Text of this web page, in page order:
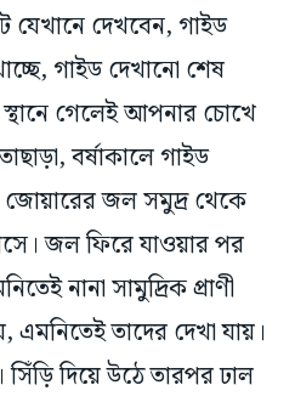
গাইড দেখানো শেষ
গেলেই আপনার চোখে
বর্ষাকালে গাইড
জল সমুদ্র থেকে
জল ফিরে যাওয়ার পর
নানা সামুদ্রিক প্রাণী
তাদের দেখা যায়।
দিয়ে উঠে তারপর ঢাল
সমুদ্র সৈকতে।